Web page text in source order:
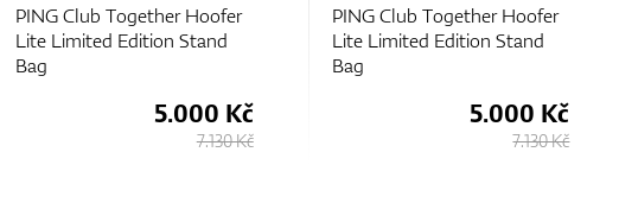
PING Club Together Hoofer
Lite Limited Edition Stand
Bag
5.000 Kč
7.130 Kč
PING Club Together Hoofer
Lite Limited Edition Stand
Bag
5.000 Kč
7.130 Kč